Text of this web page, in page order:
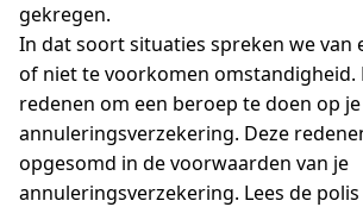
gekregen.
In dat soort situaties spreken we van
of niet te voorkomen omstandigheid.
redenen om een beroep te doen op je
annuleringsverzekering. Deze
opgesomd in de voorwaarden van je
annuleringsverzekering. Lees de